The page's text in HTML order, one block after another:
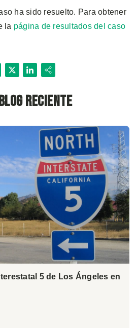
ha sido resuelto. Para obtener
la página de resultados del caso
X LinkedIn
Share
reciente
5 de Los Ángeles en